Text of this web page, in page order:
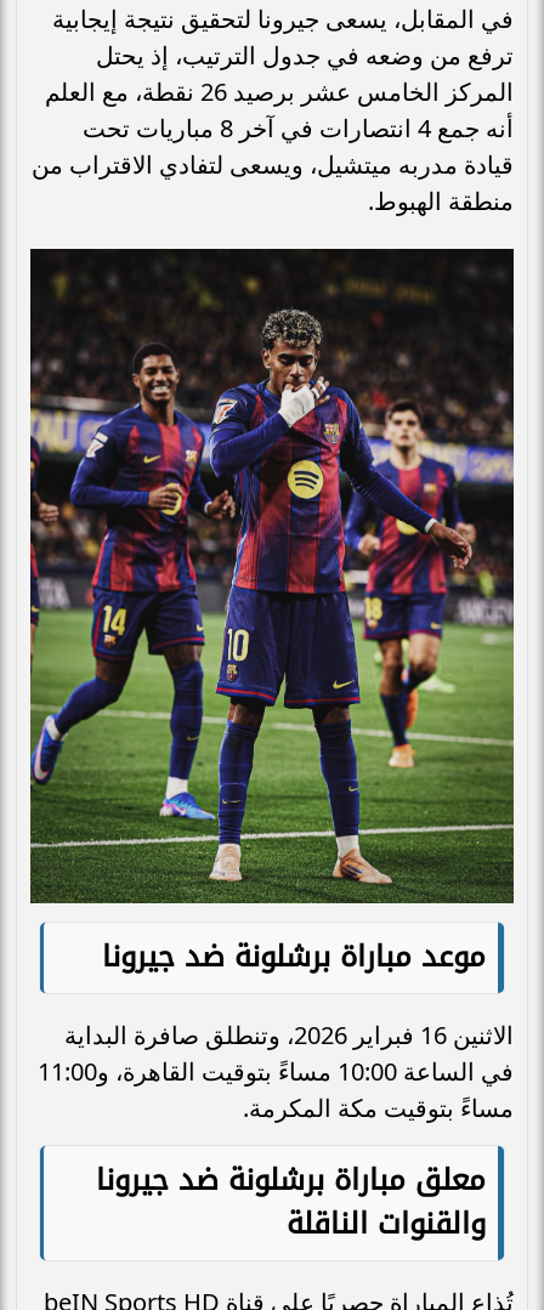
في المقابل، يسعى جيرونا لتحقيق نتيجة إيجابية
ترفع من وضعه في جدول الترتيب، إذ يحتل
المركز الخامس عشر برصيد 26 نقطة، مع العلم
أنه جمع 4 انتصارات في آخر 8 مباريات تحت
قيادة مدربه ميتشيل، ويسعى لتفادي الاقتراب من
منطقة الهبوط.
موعد مباراة برشلونة ضد جيرونا
الاثنين 16 فبراير 2026، وتنطلق صافرة البداية
في الساعة 10:00 مساءً بتوقيت القاهرة، و11:00
مساءً بتوقيت مكة المكرمة.
معلق مباراة برشلونة ضد جيرونا
والقنوات الناقلة
تُذاع المباراة حصريًا على قناة beIN Sports HD